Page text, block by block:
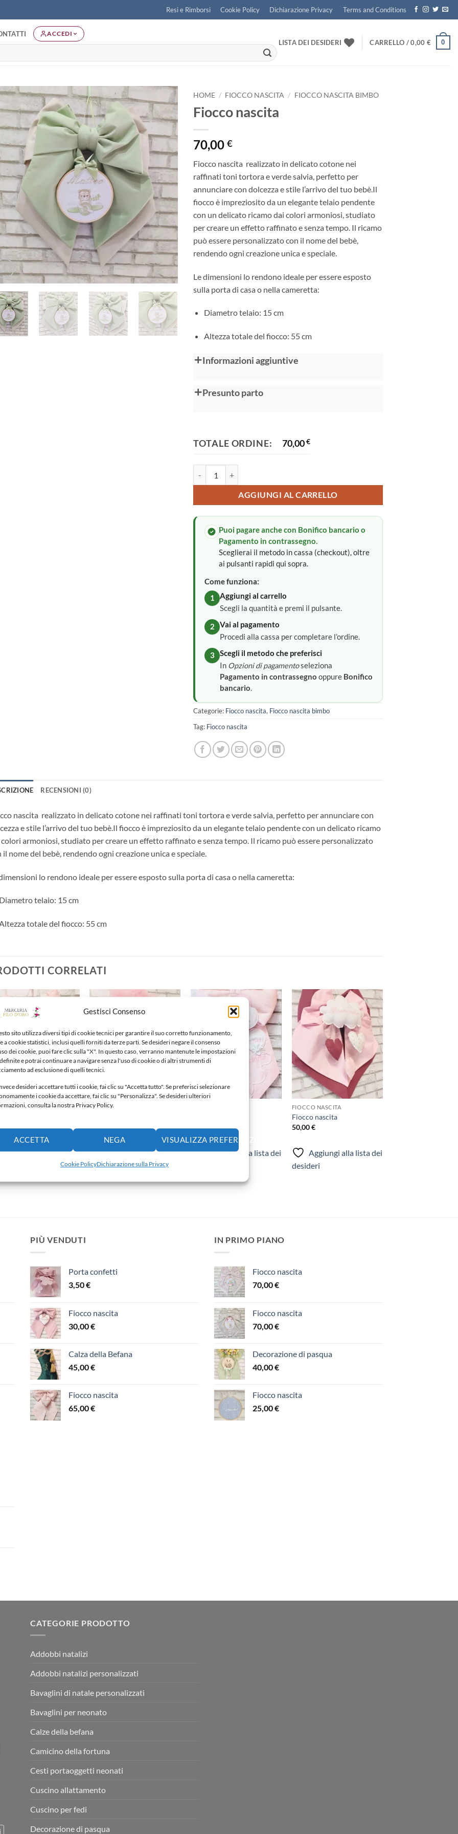
Gestisci Consenso
sito utilizza diversi tipi di cookie tecnici per garantire il suo corretto funzionamento,
a cookie statistici, inclusi quelli forniti da terze parti. Se desideri negare il consenso
dei cookie, puoi fare clic sulla "X". In questo caso, verranno mantenute le impostazioni
e potrai continuare a navigare senza l'uso di cookie o di altri strumenti di
ad esclusione di quelli tecnici.
desideri accettare tutti i cookie, fai clic su "Accetta tutto". Se preferisci selezionare
i cookie da accettare, fai clic su "Personalizza". Se desideri ulteriori
consulta la nostra Privacy Policy.
ACCETTA NEGA VISUALIZZA PREFERENZE
Cookie PolicyDichiarazione sulla Privacy
Resi e Rimborsi Cookie Policy Dichiarazione Privacy Terms and Conditions
ACCEDI
LISTA DEI DESIDERI CARRELLO /0,00 € 0
Aggiungi
alla lista
dei
desideri
HOME / FIOCCO NASCITA / FIOCCO NASCITA BIMBO
Fiocco nascita
70,00€
Fiocco nascita realizzato in delicato cotone nei
raffinati toni tortora e verde salvia, perfetto per
annunciare con dolcezza e stile l’arrivo del tuo bebè.Il
fiocco è impreziosito da un elegante telaio pendente
con un delicato ricamo dai colori armoniosi, studiato
per creare un effetto raffinato e senza tempo. Il ricamo
può essere personalizzato con il nome del bebè,
rendendo ogni creazione unica e speciale.
Le dimensioni lo rendono ideale per essere esposto
sulla porta di casa o nella cameretta:
Diametro telaio: 15 cm
Altezza totale del fiocco: 55 cm
Informazioni aggiuntive
Presunto parto
TOTALE ORDINE: 70,00€
AGGIUNGI AL CARRELLO
Alternative:
Puoi pagare anche con Bonifico bancario o
Pagamento in contrassegno.
Sceglierai il metodo in cassa (checkout), oltre
ai pulsanti rapidi qui sopra.
Come funziona:
1
Aggiungi al carrello
Scegli la quantità e premi il pulsante.
2
Vai al pagamento
Procedi alla cassa per completare l’ordine.
3
Scegli il metodo che preferisci
In Opzioni di pagamentoseleziona
Pagamento in contrassegno oppure Bonifico
bancario.
Categorie: Fiocco nascita, Fiocco nascita bimbo
Tag: Fiocco nascita
RECENSIONI (0)
nascita realizzato in delicato cotone nei raffinati toni tortora e verde salvia, perfetto per annunciare con
e stile l’arrivo del tuo bebè.Il fiocco è impreziosito da un elegante telaio pendente con un delicato ricamo
armoniosi, studiato per creare un effetto raffinato e senza tempo. Il ricamo può essere personalizzato
il nome del bebè, rendendo ogni creazione unica e speciale.
lo rendono ideale per essere esposto sulla porta di casa o nella cameretta:
Diametro telaio: 15 cm
totale del fiocco: 55 cm
CORRELATI
dei
desideri
NASCITA
€
Aggiungi alla lista dei
dei
desideri
FIOCCO NASCITA
50,00€
Aggiungi alla lista dei
desideri
Aggiungi
alla lista
dei
desideri
70,00€
Aggiungi alla lista dei
Aggiungi
alla lista
dei
desideri
FIOCCO NASCITA
Fiocco nascita
50,00€
Aggiungi alla lista dei
desideri
PIÙ VENDUTI
Porta confetti
3,50€
Fiocco nascita
30,00€
Calza della Befana
45,00€
Fiocco nascita
65,00€
IN PRIMO PIANO
Fiocco nascita
70,00€
Fiocco nascita
70,00€
Decorazione di pasqua
40,00€
Fiocco nascita
25,00€
CATEGORIE PRODOTTO
Addobbi natalizi
Addobbi natalizi personalizzati
Bavaglini di natale personalizzati
Bavaglini per neonato
Calze della befana
Camicino della fortuna
Cesti portaoggetti neonati
Cuscino allattamento
Cuscino per fedi
Decorazione di pasqua